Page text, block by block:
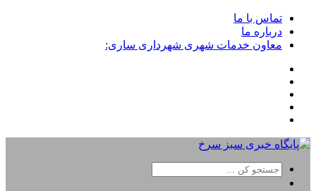
تماس با ما
درباره ما
معاون خدمات شهری شهرداری ساری: